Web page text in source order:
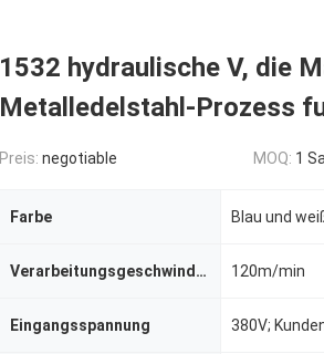
1532 hydraulische V, die
Metalledelstahl-Prozess
Preis: negotiable MOQ: 1
Farbe Blau und
Verarbeitungsgeschwindigkeit 120m/min
Eingangsspannung 380V;